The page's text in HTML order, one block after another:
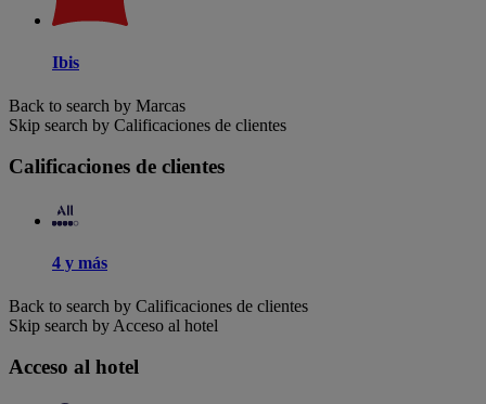
Ibis
Back to search by Marcas
Skip search by Calificaciones de clientes
Calificaciones de clientes
4 y más
Back to search by Calificaciones de clientes
Skip search by Acceso al hotel
Acceso al hotel